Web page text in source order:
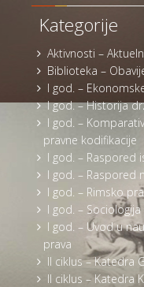
Kategorije
Aktivnosti –
Biblioteka –
I god. –
I god. – Historija
I god. –
pravne kodifikacije
I god. – Raspored
I god. – Raspored
I god. – Rimsko
I god. –
I god. – Uvod u
prava
II ciklus – Katedra
II ciklus – Katedra